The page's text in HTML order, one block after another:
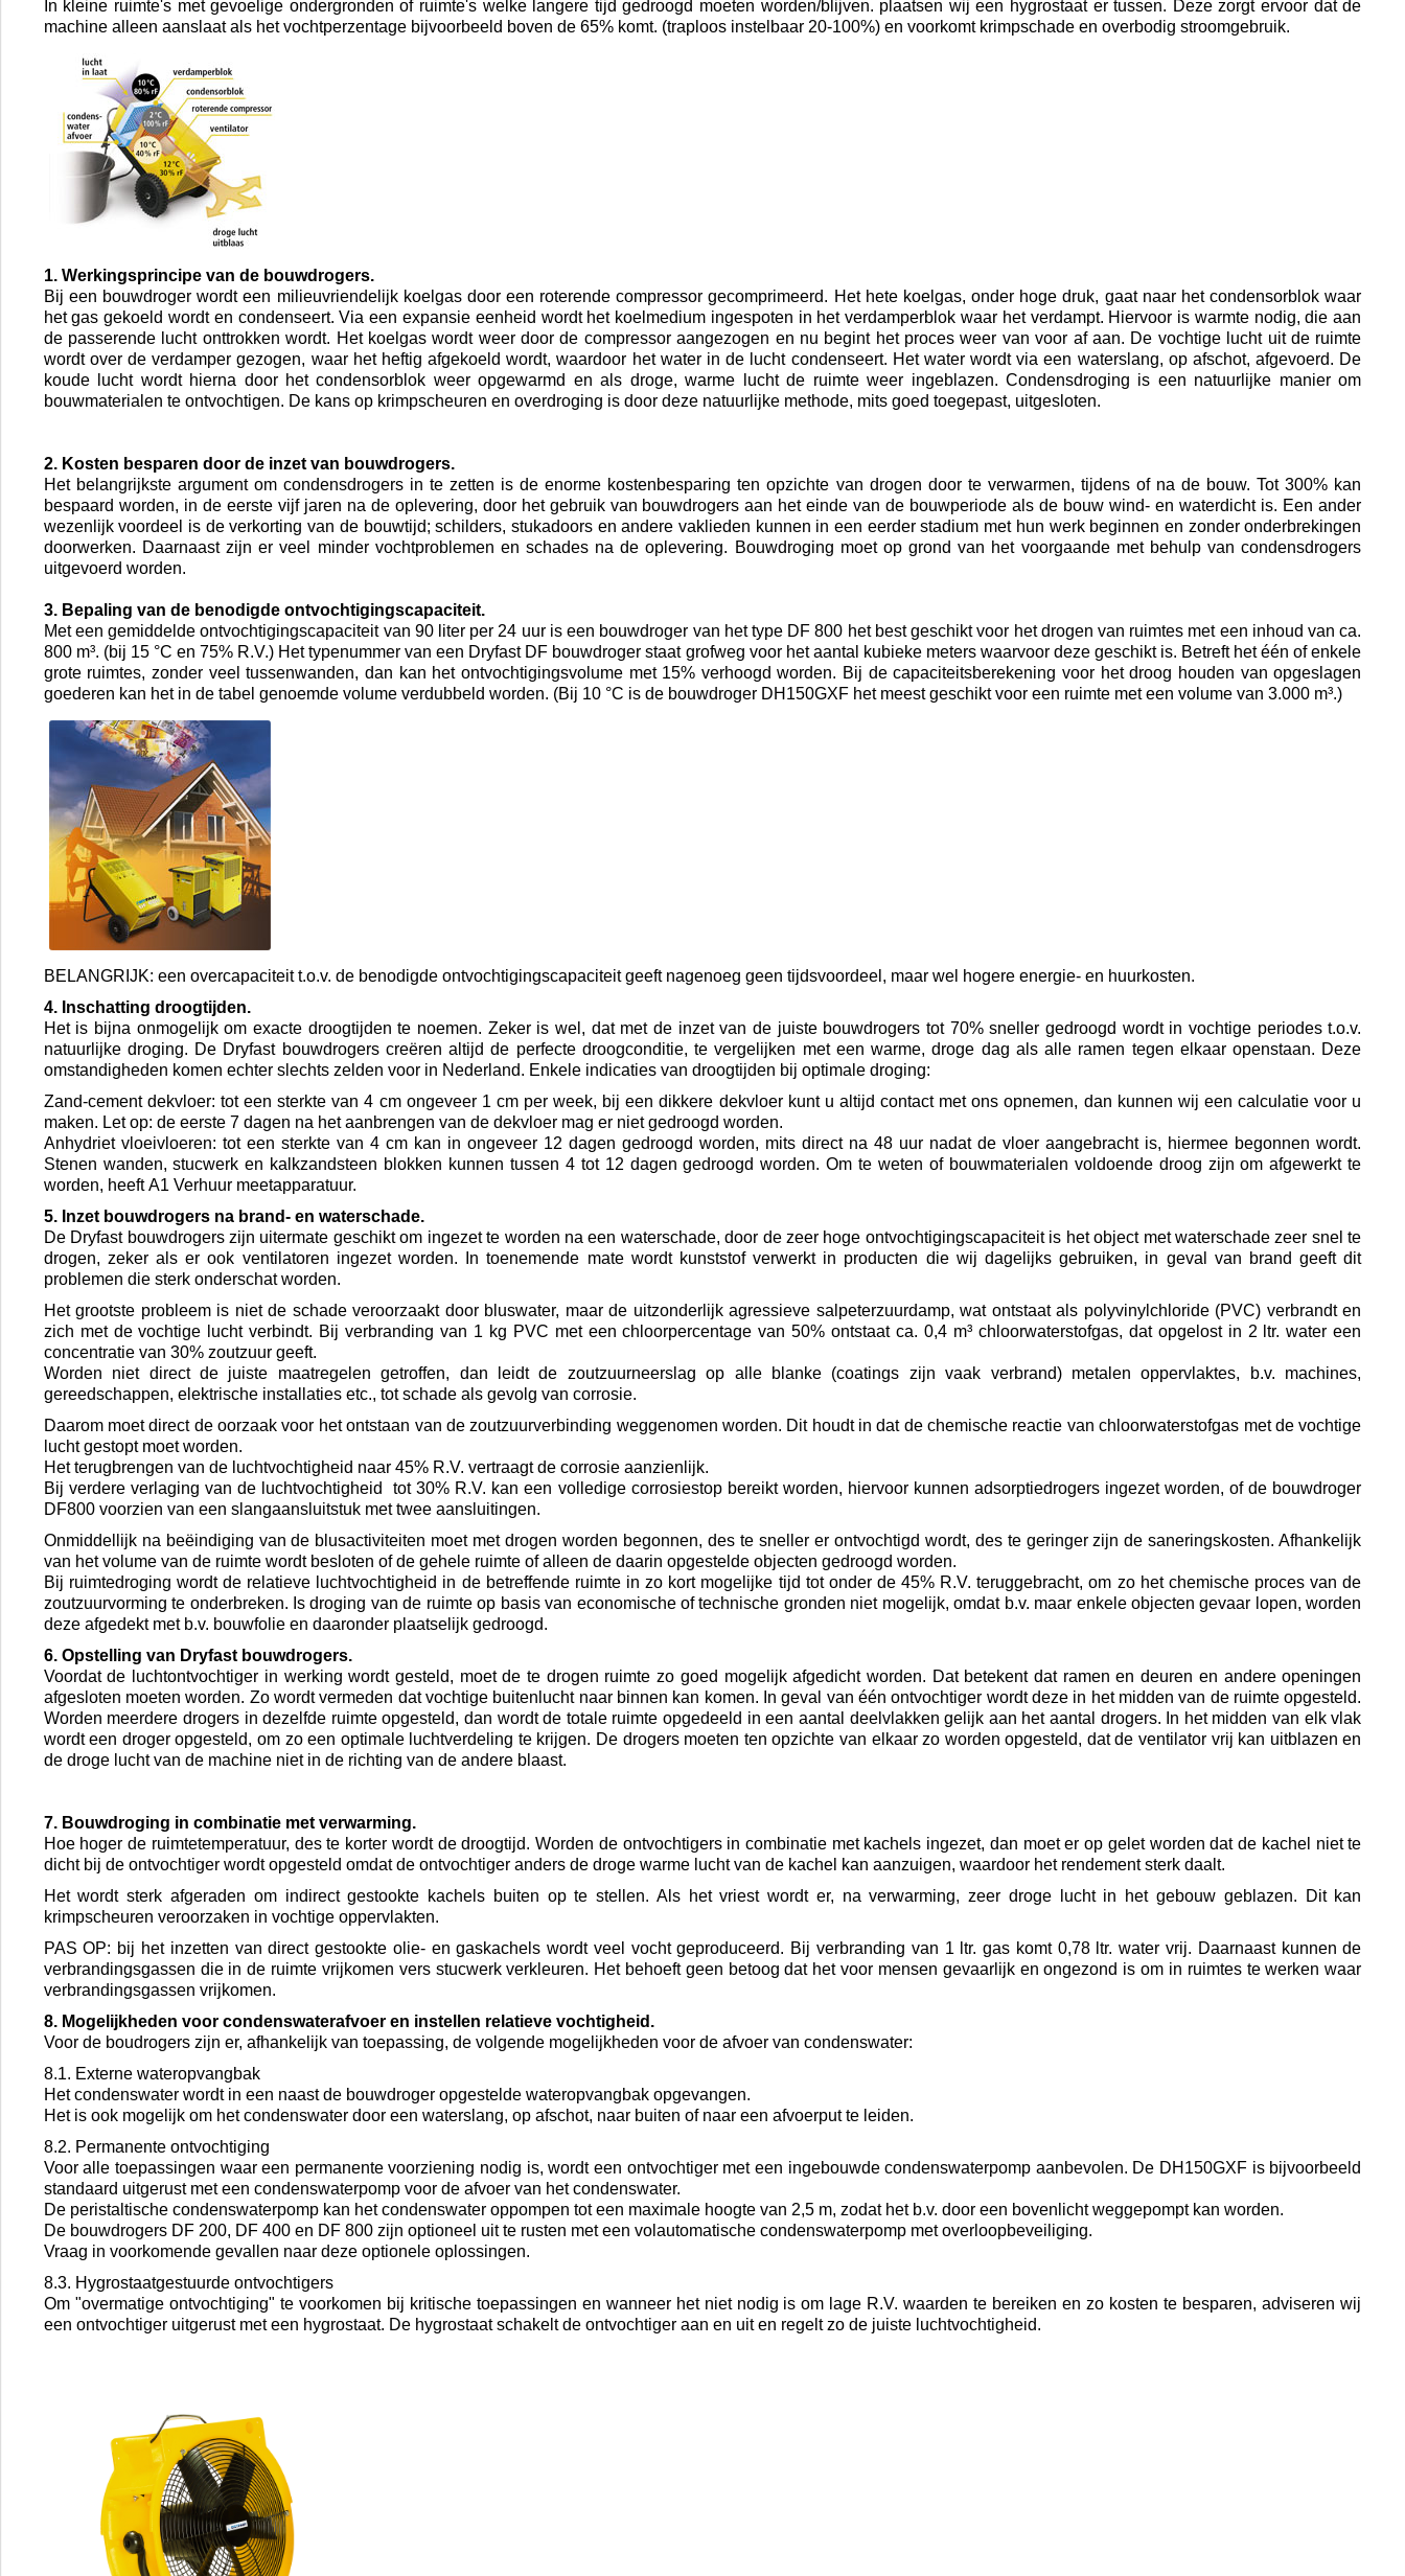
In kleine ruimte's met gevoelige ondergronden of ruimte's welke langere tijd gedroogd moeten worden/blijven. plaatsen wij een hygrostaat er tussen. Deze zorgt ervoor dat de
machine alleen aanslaat als het vochtperzentage bijvoorbeeld boven de 65% komt. (traploos instelbaar 20-100%) en voorkomt krimpschade en overbodig stroomgebruik.
1. Werkingsprincipe van de bouwdrogers.
Bij een bouwdroger wordt een milieuvriendelijk koelgas door een roterende compressor gecomprimeerd. Het hete koelgas, onder hoge druk, gaat naar het condensorblok waar
het gas gekoeld wordt en condenseert. Via een expansie eenheid wordt het koelmedium ingespoten in het verdamperblok waar het verdampt. Hiervoor is warmte nodig, die aan
de passerende lucht onttrokken wordt. Het koelgas wordt weer door de compressor aangezogen en nu begint het proces weer van voor af aan. De vochtige lucht uit de ruimte
wordt over de verdamper gezogen, waar het heftig afgekoeld wordt, waardoor het water in de lucht condenseert. Het water wordt via een waterslang, op afschot, afgevoerd. De
koude lucht wordt hierna door het condensorblok weer opgewarmd en als droge, warme lucht de ruimte weer ingeblazen. Condensdroging is een natuurlijke manier om
bouwmaterialen te ontvochtigen. De kans op krimpscheuren en overdroging is door deze natuurlijke methode, mits goed toegepast, uitgesloten.
2. Kosten besparen door de inzet van bouwdrogers.
Het belangrijkste argument om condensdrogers in te zetten is de enorme kostenbesparing ten opzichte van drogen door te verwarmen, tijdens of na de bouw. Tot 300% kan
bespaard worden, in de eerste vijf jaren na de oplevering, door het gebruik van bouwdrogers aan het einde van de bouwperiode als de bouw wind- en waterdicht is. Een ander
wezenlijk voordeel is de verkorting van de bouwtijd; schilders, stukadoors en andere vaklieden kunnen in een eerder stadium met hun werk beginnen en zonder onderbrekingen
doorwerken. Daarnaast zijn er veel minder vochtproblemen en schades na de oplevering. Bouwdroging moet op grond van het voorgaande met behulp van condensdrogers
uitgevoerd worden.
3. Bepaling van de benodigde ontvochtigingscapaciteit.
Met een gemiddelde ontvochtigingscapaciteit van 90 liter per 24 uur is een bouwdroger van het type DF 800 het best geschikt voor het drogen van ruimtes met een inhoud van ca.
800 m³. (bij 15 °C en 75% R.V.) Het typenummer van een Dryfast DF bouwdroger staat grofweg voor het aantal kubieke meters waarvoor deze geschikt is. Betreft het één of enkele
grote ruimtes, zonder veel tussenwanden, dan kan het ontvochtigingsvolume met 15% verhoogd worden. Bij de capaciteitsberekening voor het droog houden van opgeslagen
goederen kan het in de tabel genoemde volume verdubbeld worden. (Bij 10 °C is de bouwdroger DH150GXF het meest geschikt voor een ruimte met een volume van 3.000 m³.)
BELANGRIJK: een overcapaciteit t.o.v. de benodigde ontvochtigingscapaciteit geeft nagenoeg geen tijdsvoordeel, maar wel hogere energie- en huurkosten.
4. Inschatting droogtijden.
Het is bijna onmogelijk om exacte droogtijden te noemen. Zeker is wel, dat met de inzet van de juiste bouwdrogers tot 70% sneller gedroogd wordt in vochtige periodes t.o.v.
natuurlijke droging. De Dryfast bouwdrogers creëren altijd de perfecte droogconditie, te vergelijken met een warme, droge dag als alle ramen tegen elkaar openstaan. Deze
omstandigheden komen echter slechts zelden voor in Nederland. Enkele indicaties van droogtijden bij optimale droging:
Zand-cement dekvloer: tot een sterkte van 4 cm ongeveer 1 cm per week, bij een dikkere dekvloer kunt u altijd contact met ons opnemen, dan kunnen wij een calculatie voor u
maken. Let op: de eerste 7 dagen na het aanbrengen van de dekvloer mag er niet gedroogd worden.
Anhydriet vloeivloeren: tot een sterkte van 4 cm kan in ongeveer 12 dagen gedroogd worden, mits direct na 48 uur nadat de vloer aangebracht is, hiermee begonnen wordt.
Stenen wanden, stucwerk en kalkzandsteen blokken kunnen tussen 4 tot 12 dagen gedroogd worden. Om te weten of bouwmaterialen voldoende droog zijn om afgewerkt te
worden, heeft A1 Verhuur meetapparatuur.
5. Inzet bouwdrogers na brand- en waterschade.
De Dryfast bouwdrogers zijn uitermate geschikt om ingezet te worden na een waterschade, door de zeer hoge ontvochtigingscapaciteit is het object met waterschade zeer snel te
drogen, zeker als er ook ventilatoren ingezet worden. In toenemende mate wordt kunststof verwerkt in producten die wij dagelijks gebruiken, in geval van brand geeft dit
problemen die sterk onderschat worden.
Het grootste probleem is niet de schade veroorzaakt door bluswater, maar de uitzonderlijk agressieve salpeterzuurdamp, wat ontstaat als polyvinylchloride (PVC) verbrandt en
zich met de vochtige lucht verbindt. Bij verbranding van 1 kg PVC met een chloorpercentage van 50% ontstaat ca. 0,4 m³ chloorwaterstofgas, dat opgelost in 2 ltr. water een
concentratie van 30% zoutzuur geeft.
Worden niet direct de juiste maatregelen getroffen, dan leidt de zoutzuurneerslag op alle blanke (coatings zijn vaak verbrand) metalen oppervlaktes, b.v. machines,
gereedschappen, elektrische installaties etc., tot schade als gevolg van corrosie.
Daarom moet direct de oorzaak voor het ontstaan van de zoutzuurverbinding weggenomen worden. Dit houdt in dat de chemische reactie van chloorwaterstofgas met de vochtige
lucht gestopt moet worden.
Het terugbrengen van de luchtvochtigheid naar 45% R.V. vertraagt de corrosie aanzienlijk.
Bij verdere verlaging van de luchtvochtigheid tot 30% R.V. kan een volledige corrosiestop bereikt worden, hiervoor kunnen adsorptiedrogers ingezet worden, of de bouwdroger
DF800 voorzien van een slangaansluitstuk met twee aansluitingen.
Onmiddellijk na beëindiging van de blusactiviteiten moet met drogen worden begonnen, des te sneller er ontvochtigd wordt, des te geringer zijn de saneringskosten. Afhankelijk
van het volume van de ruimte wordt besloten of de gehele ruimte of alleen de daarin opgestelde objecten gedroogd worden.
Bij ruimtedroging wordt de relatieve luchtvochtigheid in de betreffende ruimte in zo kort mogelijke tijd tot onder de 45% R.V. teruggebracht, om zo het chemische proces van de
zoutzuurvorming te onderbreken. Is droging van de ruimte op basis van economische of technische gronden niet mogelijk, omdat b.v. maar enkele objecten gevaar lopen, worden
deze afgedekt met b.v. bouwfolie en daaronder plaatselijk gedroogd.
6. Opstelling van Dryfast bouwdrogers.
Voordat de luchtontvochtiger in werking wordt gesteld, moet de te drogen ruimte zo goed mogelijk afgedicht worden. Dat betekent dat ramen en deuren en andere openingen
afgesloten moeten worden. Zo wordt vermeden dat vochtige buitenlucht naar binnen kan komen. In geval van één ontvochtiger wordt deze in het midden van de ruimte opgesteld.
Worden meerdere drogers in dezelfde ruimte opgesteld, dan wordt de totale ruimte opgedeeld in een aantal deelvlakken gelijk aan het aantal drogers. In het midden van elk vlak
wordt een droger opgesteld, om zo een optimale luchtverdeling te krijgen. De drogers moeten ten opzichte van elkaar zo worden opgesteld, dat de ventilator vrij kan uitblazen en
de droge lucht van de machine niet in de richting van de andere blaast.
7. Bouwdroging in combinatie met verwarming.
Hoe hoger de ruimtetemperatuur, des te korter wordt de droogtijd. Worden de ontvochtigers in combinatie met kachels ingezet, dan moet er op gelet worden dat de kachel niet te
dicht bij de ontvochtiger wordt opgesteld omdat de ontvochtiger anders de droge warme lucht van de kachel kan aanzuigen, waardoor het rendement sterk daalt.
Het wordt sterk afgeraden om indirect gestookte kachels buiten op te stellen. Als het vriest wordt er, na verwarming, zeer droge lucht in het gebouw geblazen. Dit kan
krimpscheuren veroorzaken in vochtige oppervlakten.
PAS OP: bij het inzetten van direct gestookte olie- en gaskachels wordt veel vocht geproduceerd. Bij verbranding van 1 ltr. gas komt 0,78 ltr. water vrij. Daarnaast kunnen de
verbrandingsgassen die in de ruimte vrijkomen vers stucwerk verkleuren. Het behoeft geen betoog dat het voor mensen gevaarlijk en ongezond is om in ruimtes te werken waar
verbrandingsgassen vrijkomen.
8. Mogelijkheden voor condenswaterafvoer en instellen relatieve vochtigheid.
Voor de boudrogers zijn er, afhankelijk van toepassing, de volgende mogelijkheden voor de afvoer van condenswater:
8.1. Externe wateropvangbak
Het condenswater wordt in een naast de bouwdroger opgestelde wateropvangbak opgevangen.
Het is ook mogelijk om het condenswater door een waterslang, op afschot, naar buiten of naar een afvoerput te leiden.
8.2. Permanente ontvochtiging
Voor alle toepassingen waar een permanente voorziening nodig is, wordt een ontvochtiger met een ingebouwde condenswaterpomp aanbevolen. De DH150GXF is bijvoorbeeld
standaard uitgerust met een condenswaterpomp voor de afvoer van het condenswater.
De peristaltische condenswaterpomp kan het condenswater oppompen tot een maximale hoogte van 2,5 m, zodat het b.v. door een bovenlicht weggepompt kan worden.
De bouwdrogers DF 200, DF 400 en DF 800 zijn optioneel uit te rusten met een volautomatische condenswaterpomp met overloopbeveiliging.
Vraag in voorkomende gevallen naar deze optionele oplossingen.
8.3. Hygrostaatgestuurde ontvochtigers
Om "overmatige ontvochtiging" te voorkomen bij kritische toepassingen en wanneer het niet nodig is om lage R.V. waarden te bereiken en zo kosten te besparen, adviseren wij
een ontvochtiger uitgerust met een hygrostaat. De hygrostaat schakelt de ontvochtiger aan en uit en regelt zo de juiste luchtvochtigheid.